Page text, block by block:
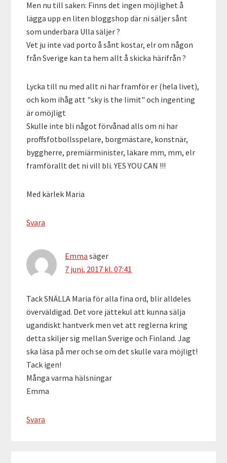
Men nu till saken: Finns det ingen möjlighet å
lägga upp en liten bloggshop där ni säljer sånt
som underbara Ulla säljer ?
Vet ju inte vad porto å sånt kostar, elr om någon
från Sverige kan ta hem allt å skicka härifrån ?
Lycka till nu med allt ni har framför er (hela livet),
och kom ihåg att "sky is the limit" och ingenting
är omöjligt
Skulle inte bli något förvånad alls om ni har
proffsfotbollsspelare, borgmästare, konstnär,
byggherre, premiärminister, läkare mm, mm, elr
framförallt det ni vill bli. YES YOU CAN !!!
Med kärlek Maria
Svara
Emma säger
7 juni, 2017 kl. 07:41
Tack SNÄLLA Maria för alla fina ord, blir alldeles
överväldigad. Det vore jättekul att kunna sälja
ugandiskt hantverk men vet att reglerna kring
detta skiljer sig mellan Sverige och Finland. Jag
ska läsa på mer och se om det skulle vara möjligt!
Tack igen!
Många varma hälsningar
Emma
Svara